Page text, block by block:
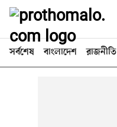
সর্বশেষ বাংলাদেশ রাজনীতি